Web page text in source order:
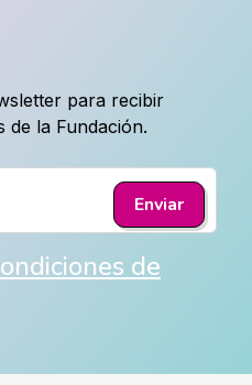
para recibir
de la Fundación.
de